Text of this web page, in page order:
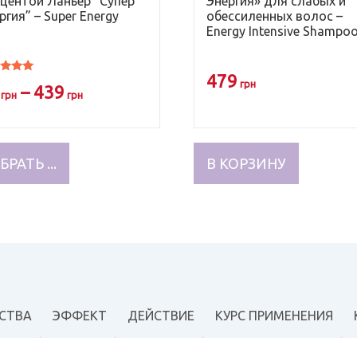
– Super Energy
грн– 439 грн
...
странице
обессиленных волос –
Energy Intensive Shampoo
479 грн
В КОРЗИНУ
ЭФФЕКТ ДЕЙСТВИЕ КУРС ПРИМЕНЕНИЯ